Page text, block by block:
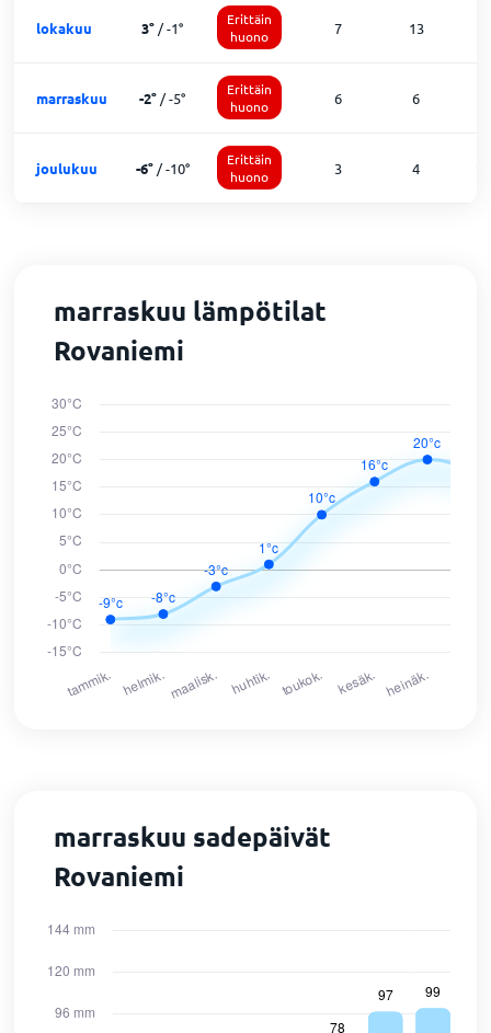
lokakuu 3° /-1°
Erittäin
huono
7 13
marraskuu -2° /-5°
Erittäin
huono
6 6
joulukuu -6°/-10°
Erittäin
huono
3 4
marraskuu lämpötilat
Rovaniemi
marraskuu sadepäivät
Rovaniemi